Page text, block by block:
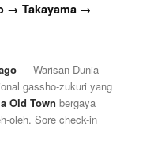
→ Takayama →
— Warisan Dunia
gassho-zukuri yang
Old Town bergaya
oleh. Sore check-in